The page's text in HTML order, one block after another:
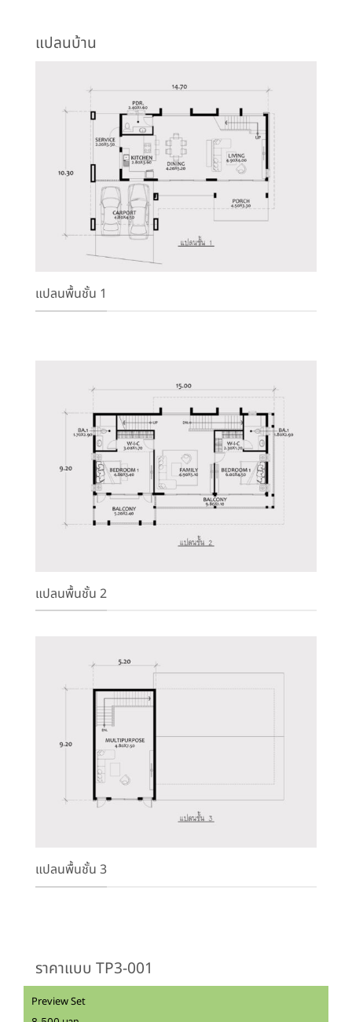
แปลนบ้าน
แปลนพื้นชั้น 1
แปลนพื้นชั้น 2
แปลนพื้นชั้น 3
ราคาแบบ TP3-001
Preview Set